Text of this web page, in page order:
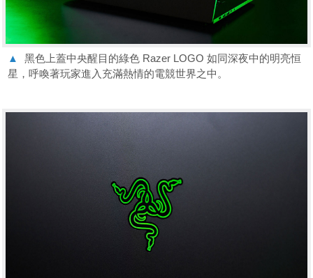
▲
黑色上蓋中央醒目的綠色 Razer LOGO 如同深夜中的明亮恒
星，呼喚著玩家進入充滿熱情的電競世界之中。